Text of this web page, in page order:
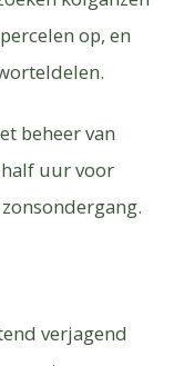
op, en
beheer van
half uur voor
verjagend